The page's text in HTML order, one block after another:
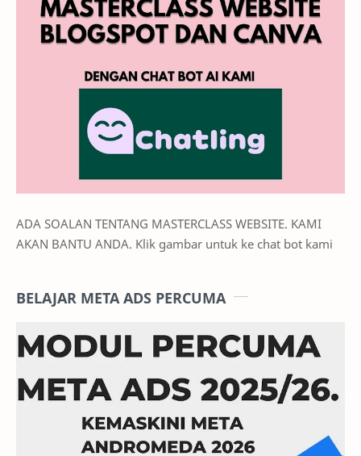
ADA SOALAN TENTANG MASTERCLASS WEBSITE. KAMI
AKAN BANTU ANDA. Klik gambar untuk ke chat bot kami
BELAJAR META ADS PERCUMA